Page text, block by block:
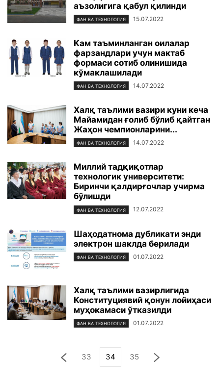
аъзолигига қабул қилинди
ФАН ВА ТЕХНОЛОГИЯ 15.07.2022
Кам таъминланган оилалар
фарзандлари учун мактаб
формаси сотиб олинишида
кўмаклашилади
ФАН ВА ТЕХНОЛОГИЯ 14.07.2022
Халқ таълими вазири куни кеча
Майамидан ғолиб бўлиб қайтган
Жаҳон чемпионларини...
ФАН ВА ТЕХНОЛОГИЯ 14.07.2022
Миллий тадқиқотлар
технологик университети:
Биринчи қалдирғочлар учирма
бўлишди
ФАН ВА ТЕХНОЛОГИЯ 12.07.2022
Шаҳодатнома дубликати энди
электрон шаклда берилади
ФАН ВА ТЕХНОЛОГИЯ 01.07.2022
Халқ таълими вазирлигида
Конституциявий қонун лойиҳаси
муҳокамаси ўтказилди
ФАН ВА ТЕХНОЛОГИЯ 01.07.2022
33 34 35